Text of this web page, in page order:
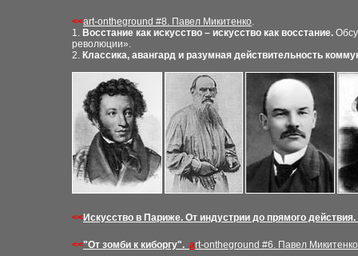
<<art-ontheground #8. Павел Микитенко.
1. Восстание как искусство – искусство как восстание.
революции».
2. Классика, авангард и разумная действительность
<<Искусство в Париже. От индустрии до прямого действия.
<<"От зомби к киборгу". art-ontheground #6. Павел Микитенко